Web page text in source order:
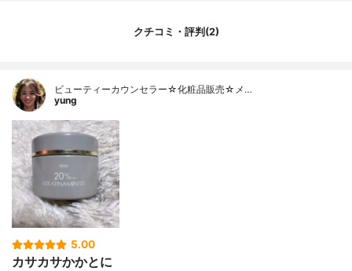
クチコミ・評判(2)
ビューティーカウンセラー☆化粧品販売☆メ…
yung
5.00
カサカサかかとに